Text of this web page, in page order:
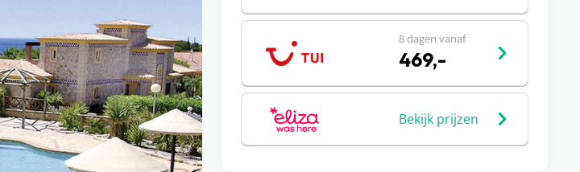
8 dagen vanaf
469,-
Bekijk prijzen